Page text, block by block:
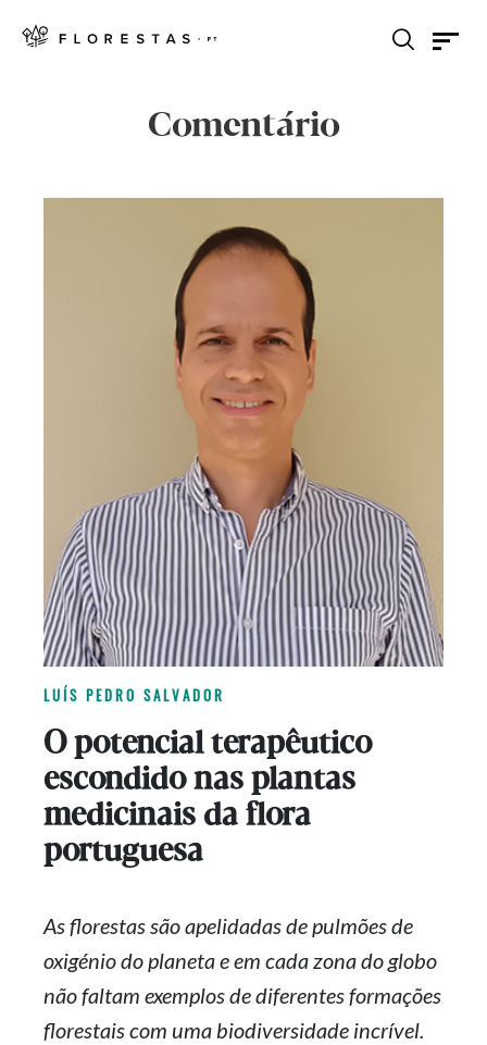
Comentário
LUÍS PEDRO SALVADOR
O potencial terapêutico
escondido nas plantas
medicinais da flora
portuguesa
As florestas são apelidadas de pulmões de
oxigénio do planeta e em cada zona do globo
não faltam exemplos de diferentes formações
florestais com uma biodiversidade incrível.